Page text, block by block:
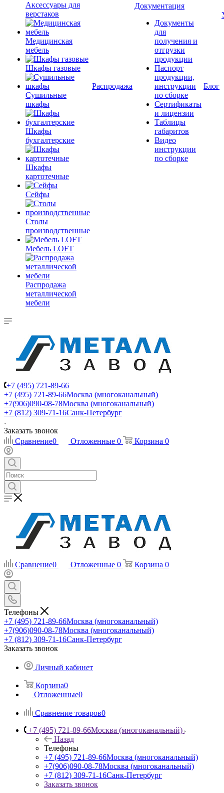
Аксессуары для
верстаков
Медицинская
мебель
Шкафы газовые
Сушильные
шкафы
Шкафы
бухгалтерские
Шкафы
картотечные
Сейфы
Столы
производственные
Мебель LOFT
Распродажа
металлической
мебели
Распродажа
Документация
Документы
для
получения и
отгрузки
продукции
Паспорт
продукции,
инструкции
по сборке
Сертификаты
и лицензии
Таблицы
габаритов
Видео
инструкции
по сборке
Блог
+7 (495) 721-89-66
+7 (495) 721-89-66Москва (многоканальный)
+7(906)090-08-78Москва (многоканальный)
+7 (812) 309-71-16Санк-Петербург
Заказать звонок
Сравнение0 Отложенные 0 Корзина 0
Сравнение0 Отложенные 0 Корзина 0
Телефоны
+7 (495) 721-89-66Москва (многоканальный)
+7(906)090-08-78Москва (многоканальный)
+7 (812) 309-71-16Санк-Петербург
Заказать звонок
Личный кабинет
Корзина0
Отложенные0
Сравнение товаров0
+7 (495) 721-89-66Москва (многоканальный)
Назад
Телефоны
+7 (495) 721-89-66Москва (многоканальный)
+7(906)090-08-78Москва (многоканальный)
+7 (812) 309-71-16Санк-Петербург
Заказать звонок